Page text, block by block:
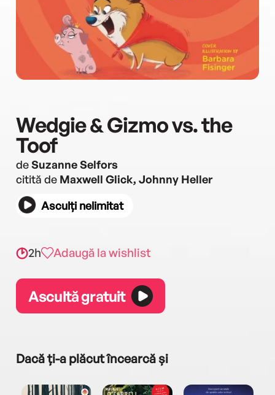
Wedgie & Gizmo vs. the
Toof
deSuzanne Selfors
citită de Maxwell Glick, Johnny Heller
Asculți nelimitat
2h Adaugă la wishlist
Ascultă gratuit
Dacă ți-a plăcut încearcă și